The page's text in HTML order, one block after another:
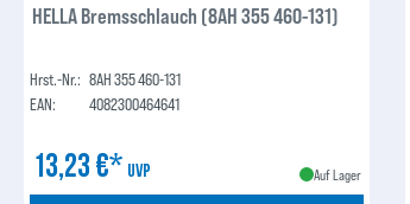
HELLA Bremsschlauch (8AH 355 460-131)
Hrst.-Nr.: 8AH 355 460-131
EAN:
4082300464641
13,23 €* UVP Auf Lager